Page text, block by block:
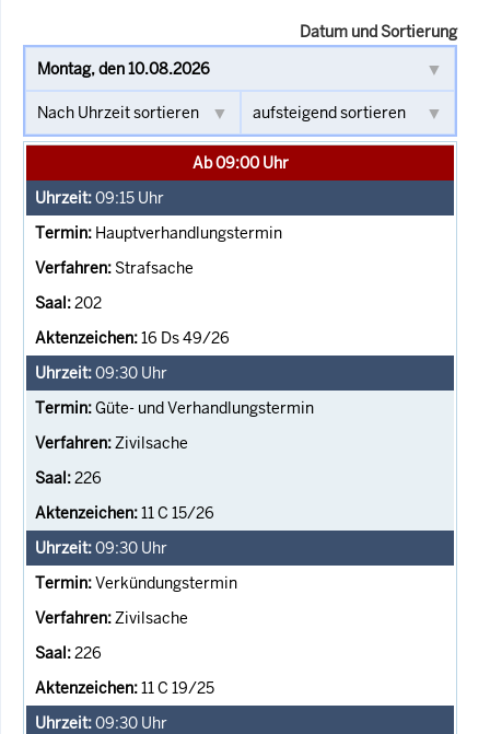
Datum und Sortierung
Ab 09:00 Uhr
09:15 Uhr
Hauptverhandlungstermin
Strafsache
202
16 Ds 49/26
09:30 Uhr
Güte- und Verhandlungstermin
Zivilsache
226
11 C 15/26
09:30 Uhr
Verkündungstermin
Zivilsache
226
11 C 19/25
09:30 Uhr